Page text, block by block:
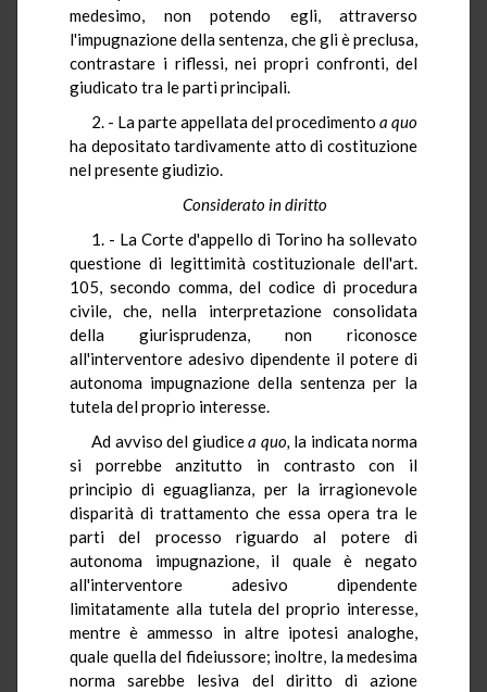
medesimo, non potendo egli, attraverso
l'impugnazione della sentenza, che gli è preclusa,
contrastare i riflessi, nei propri confronti, del
giudicato tra le parti principali.
2. - La parte appellata del procedimento a quo
ha depositato tardivamente atto di costituzione
nel presente giudizio.
Considerato in diritto
1. - La Corte d'appello di Torino ha sollevato
questione di legittimità costituzionale dell'art.
105, secondo comma, del codice di procedura
civile, che, nella interpretazione consolidata
della giurisprudenza, non riconosce
all'interventore adesivo dipendente il potere di
autonoma impugnazione della sentenza per la
tutela del proprio interesse.
Ad avviso del giudicea quo, la indicata norma
si porrebbe anzitutto in contrasto con il
principio di eguaglianza, per la irragionevole
disparità di trattamento che essa opera tra le
parti del processo riguardo al potere di
autonoma impugnazione, il quale è negato
all'interventore adesivo dipendente
limitatamente alla tutela del proprio interesse,
mentre è ammesso in altre ipotesi analoghe,
quale quella del fideiussore; inoltre, la medesima
norma sarebbe lesiva del diritto di azione